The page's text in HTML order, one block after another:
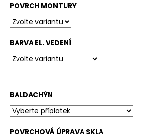
POVRCH MONTURY
BARVA EL. VEDENÍ
BALDACHÝN
POVRCHOVÁ ÚPRAVA SKLA